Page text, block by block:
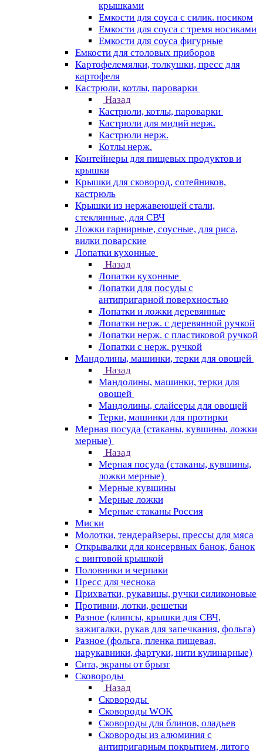
крышками
Емкости для соуса с силик. носиком
Емкости для соуса с тремя носиками
Емкости для соуса фигурные
Емкости для столовых приборов
Картофелемялки, толкушки, пресс для
картофеля
Кастрюли, котлы, пароварки
Назад
Кастрюли, котлы, пароварки
Кастрюли для мидий нерж.
Кастрюли нерж.
Котлы нерж.
Контейнеры для пищевых продуктов и
крышки
Крышки для сковород, сотейников,
кастрюль
Крышки из нержавеющей стали,
стеклянные, для СВЧ
Ложки гарнирные, соусные, для риса,
вилки поварские
Лопатки кухонные
Назад
Лопатки кухонные
Лопатки для посуды с
антипригарной поверхностью
Лопатки и ложки деревянные
Лопатки нерж. с деревянной ручкой
Лопатки нерж. с пластиковой ручкой
Лопатки с нерж. ручкой
Мандолины, машинки, терки для овощей
Назад
Мандолины, машинки, терки для
овощей
Мандолины, слайсеры для овощей
Терки, машинки для протирки
Мерная посуда (стаканы, кувшины, ложки
мерные)
Назад
Мерная посуда (стаканы, кувшины,
ложки мерные)
Мерные кувшины
Мерные ложки
Мерные стаканы Россия
Миски
Молотки, тендерайзеры, прессы для мяса
Открывалки для консервных банок, банок
с винтовой крышкой
Половники и черпаки
Пресс для чеснока
Прихватки, рукавицы, ручки силиконовые
Противни, лотки, решетки
Разное (клипсы, крышки для СВЧ,
зажигалки, рукав для запечкания, фольга)
Разное (фольга, пленка пищевая,
нарукавники, фартуки, нити кулинарные)
Сита, экраны от брызг
Сковороды
Назад
Сковороды
Сковороды WOK
Сковороды для блинов, оладьев
Сковороды из алюминия с
антипригарным покрытием, литого